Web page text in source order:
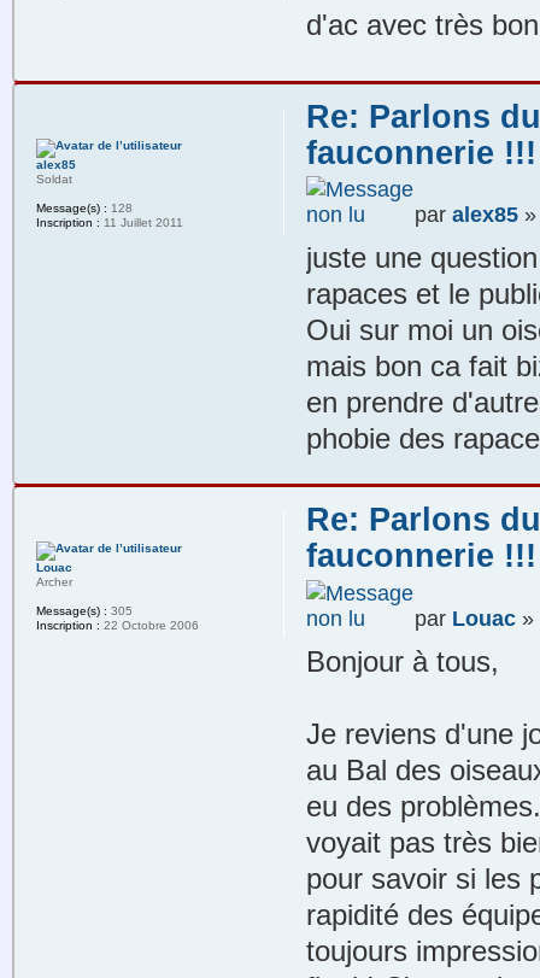
d'ac avec très
Re: Parlons
fauconnerie !!!
par alex85»
juste une
rapaces et le
Oui sur moi un
mais bon ca fait
en prendre
phobie des
alex85
Soldat
Message(s) : 128
Inscription : 11 Juillet 2011
Re: Parlons
fauconnerie !!!
par Louac»
Bonjour à tous,
Je reviens d'une
au Bal des
eu des
voyait pas très
pour savoir si les
rapidité des
toujours
Louac
Archer
Message(s) : 305
Inscription : 22 Octobre 2006